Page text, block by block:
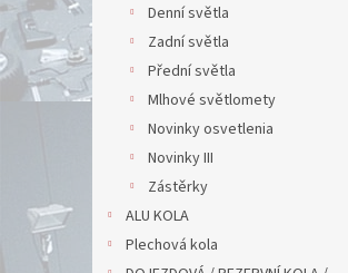
Denní světla
Zadní světla
Přední světla
Mlhové světlomety
Novinky osvetlenia
Novinky III
Zástěrky
ALU KOLA
Plechová kola